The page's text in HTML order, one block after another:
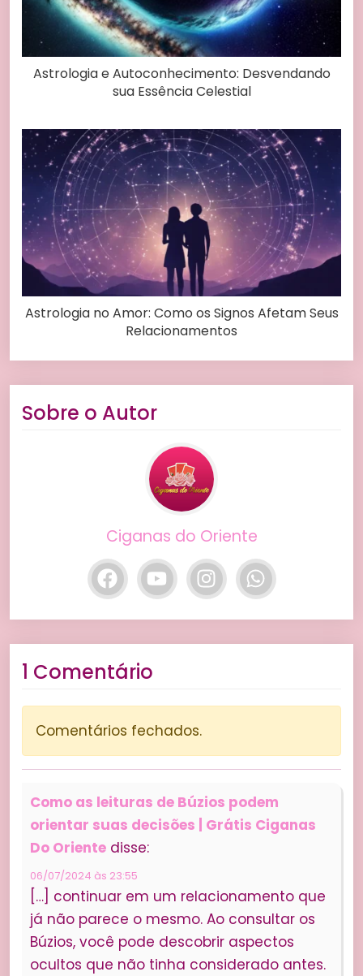
Astrologia e Autoconhecimento: Desvendando
sua Essência Celestial
Astrologia no Amor: Como os Signos Afetam Seus
Relacionamentos
Sobre o Autor
Ciganas do Oriente
1 Comentário
Comentários fechados.
Como as leituras de Búzios podem
orientar suas decisões | Grátis Ciganas
Do Oriente disse:
06/07/2024 às 23:55
[…] continuar em um relacionamento que
já não parece o mesmo. Ao consultar os
Búzios, você pode descobrir aspectos
ocultos que não tinha considerado antes.